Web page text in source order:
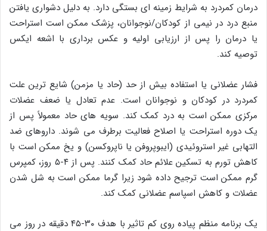
درمان کمردرد به شرایط زمینه ای بستگی دارد. به دلیل دشواری یافتن
منبع درد در نیمی از کودکان/نوجوانان، پزشک ممکن است استراحت
یا درمان را پس از ارزیابی اولیه و عکس برداری با اشعه ایکس
توصیه کند.
فشار عضلانی یا استفاده بیش از حد (حاد یا مزمن) شایع ترین علت
کمردرد در کودکان و نوجوانان است. عدم تعادل یا ضعف عضلات
مرکزی ممکن است به درد کمک کند. سویه های حاد معمولاً پس از
یک دوره استراحت یا اصلاح فعالیت برطرف می شوند. داروهای ضد
التهابی غیر استروئیدی (ایبوپروفن یا ناپروکسن) و یخ ممکن است با
کاهش تورم به تسکین علائم حاد کمک کنند. پس از ۴-۵ روز، کمپرس
گرم ممکن است ترجیح داده شود زیرا گرما ممکن است به شل شدن
عضلات و کاهش اسپاسم عضلانی کمک کند.
یک برنامه منظم پیاده روی کم تاثیر با هدف ۳۰-۴۵ دقیقه در روز می